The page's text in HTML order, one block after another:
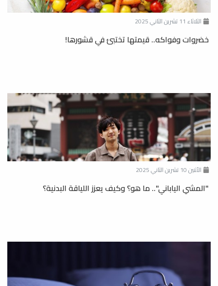
الثلاثاء 11 تشرين الثاني 2025
خضروات وفواكه.. قيمتها تختبئ في قشورها!
الأثنين 10 تشرين الثاني 2025
"المشي الياباني".. ما هو؟ وكيف يعزز اللياقة البدنية؟